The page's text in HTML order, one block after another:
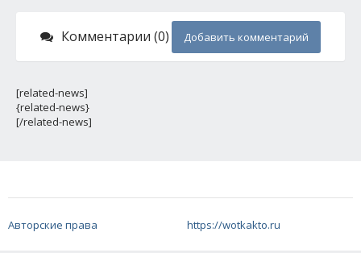
Комментарии (0) Добавить комментарий
[related-news]
{related-news}
[/related-news]
Авторские права https://wotkakto.ru